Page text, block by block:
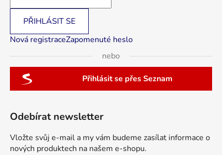
PŘIHLÁSIT SE
Nová registraceZapomenuté heslo
nebo
Přihlásit se přes Seznam
Odebírat newsletter
Vložte svůj e-mail a my vám budeme zasílat informace o
nových produktech na našem e-shopu.